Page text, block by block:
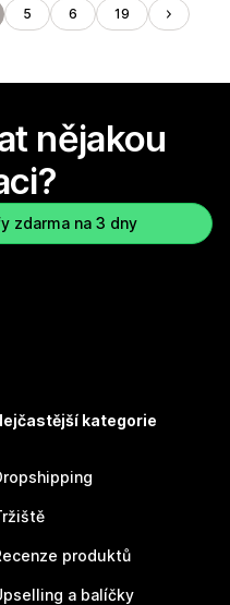
5 6 19
nějakou
zdarma na 3 dny
kategorie
produktů
a balíčky